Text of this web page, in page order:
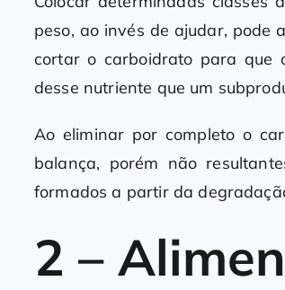
peso, ao invés de ajudar, pode
cortar o carboidrato para que
desse nutriente que um
Ao eliminar por completo o
balança, porém não
formados a partir da
2 –